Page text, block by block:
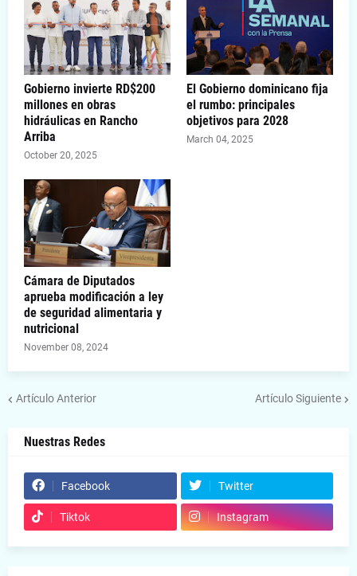
Gobierno invierte RD$200
millones en obras
hidráulicas en Rancho
Arriba
October 20, 2025
El Gobierno dominicano fija
el rumbo: principales
objetivos para 2028
March 04, 2025
Cámara de Diputados
aprueba modificación a ley
de seguridad alimentaria y
nutricional
November 08, 2024
Artículo Anterior Artículo Siguiente
Nuestras Redes
Facebook Twitter
Tiktok Instagram